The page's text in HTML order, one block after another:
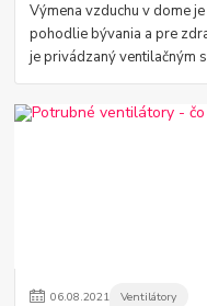
Výmena vzduchu v dome
pohodlie bývania a pre
je privádzaný ventilačným
06.08.2021 Ventilátory